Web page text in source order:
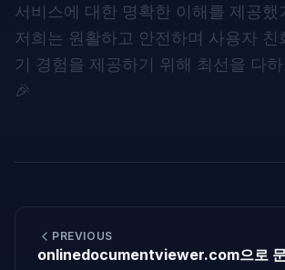
서비스에 대한 명확한 이해를 제공했
저희는 원활하고 안전하며 사용자 친
기 경험을 제공하기 위해 최선을 다
🎉
PREVIOUS
onlinedocumentviewer.com으로 문